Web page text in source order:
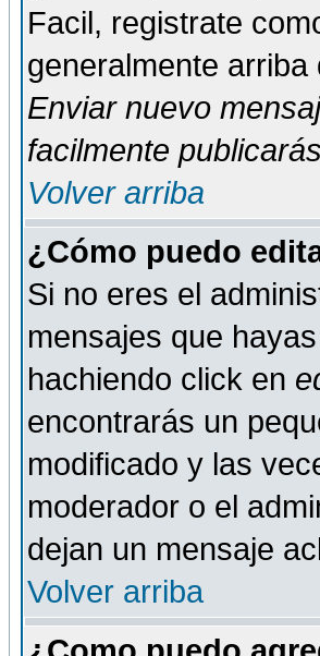
Facil, registrate
generalmente
Enviar nuevo
facilmente
Volver arriba
¿Cómo puedo
Si no eres el
mensajes que
hachiendo click en
encontrarás un
modificado y las
moderador o el
dejan un mensaje
Volver arriba